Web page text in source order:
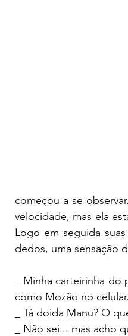
começou a se
velocidade, mas ela
Logo em seguida
dedos, uma sensação
_ Minha carteirinha
como Mozão no celular.
_ Tá doida Manu? O
_ Não sei... mas acho